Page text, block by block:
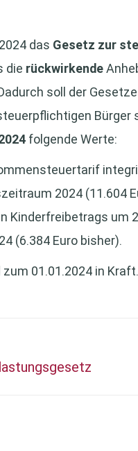
das Gesetz zur
die rückwirkende
soll der
folgende Werte:
2024 (11.604
Kinderfreibetrags um
(6.384 Euro bisher).
01.01.2024 in Kraft.